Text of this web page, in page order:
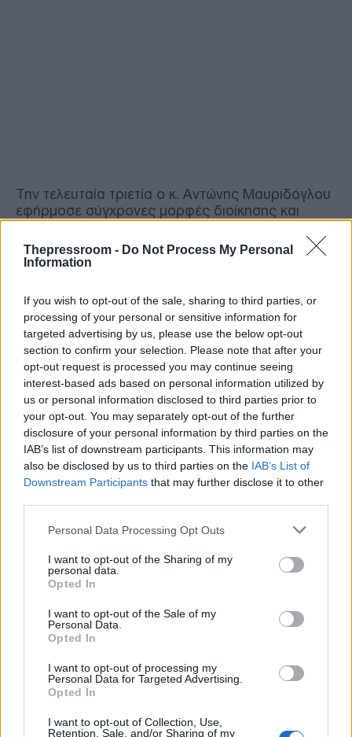
Thepressroom - Do Not Process My Personal
Information
If you wish to opt-out of the sale, sharing to third parties, or
processing of your personal or sensitive information for
targeted advertising by us, please use the below opt-out
section to confirm your selection. Please note that after your
opt-out request is processed you may continue seeing
interest-based ads based on personal information utilized by
us or personal information disclosed to third parties prior to
your opt-out. You may separately opt-out of the further
disclosure of your personal information by third parties on the
IAB’s list of downstream participants. This information may
also be disclosed by us to third parties on the IAB’s List of
Downstream Participants that may further disclose it to other
Please note that this website/app uses one or more Google
not limited to your visit or usage behaviour. You may click to
grant or deny consent to Google and its third-party tags to
use your data for below specified purposes in below Google
consent section.
Personal Data Processing Opt Outs
I want to opt-out of the Sharing of my
personal data.
Opted In
I want to opt-out of the Sale of my
Personal Data.
Opted In
I want to opt-out of processing my
Personal Data for Targeted Advertising.
Opted In
I want to opt-out of Collection, Use,
Retention, Sale, and/or Sharing of my
Την τελευταία τριετία ο κ. Αντώνης Μαυριδόγλου
εφήρμοσε σύγχρονες μορφές διοίκησης και
τόσο στη θέση της στην αγορά όσο και σε
επίπεδο οικονομικών αποτελεσμάτων.
Υπήρξε πρωτεργάτης στην περαιτέρω
αναβάθμιση του κοινωνικού αποτυπώματος της
εταιρείας με σειρά ενεργειών εταιρικής
κοινωνικής ευθύνης και ήταν από τους βασικούς
συντελεστές υλοποίησης του έργου “Astypalea:
Smart & Sustainable Island”, της πρωτοβουλίας
του Volkswagen Group και της Ελληνικής
Δημοκρατίας.
Καθήκοντα Διευθύνοντος Συμβούλου της
KOSMOCAR αναλαμβάνει από σήμερα ο κ.
Στήβεν Σίρτης, Αντιπρόεδρος του Διοικητικού
Συμβουλίου της KOSMOCAR και θα παραμείνει
KOSMOCAR και KARENTA.
Ο κ. Διονύσης Μπατιστάτος, μετά από περίπου
έξι επιτυχημένα χρόνια ως Διευθύνων Σύμβουλος
της KARENTA, ανέλαβε από χθες 28η Απριλίου
2021 καθήκοντα Γενικού Διευθυντή επί Εμπορικών
Θεμάτων & Διευθυντή Πωλήσεων και Marketing
Volkswagen, στην KOSMOCAR ενώ παραμένει
Μέλος στο Διοικητικό Συμβούλιο της KARENTA.
Ο κ. Νικόλαος Πρέζας, μετά από 15 μήνες